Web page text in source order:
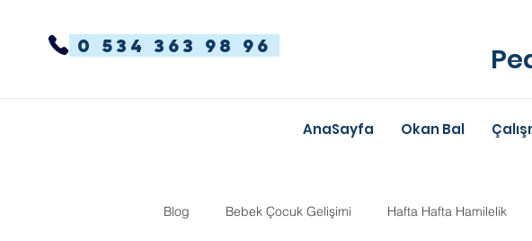
0 534 363 98 96
AnaSayfa Okan Bal
Blog Bebek Çocuk Gelişimi Hafta Hafta Hamilelik